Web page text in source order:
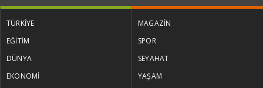
TÜRKİYE
EĞİTİM
DÜNYA
EKONOMİ
MAGAZİN
SPOR
SEYAHAT
YAŞAM